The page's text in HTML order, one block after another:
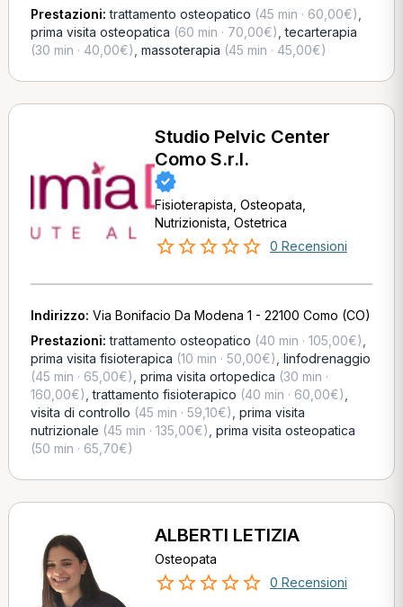
Prestazioni:trattamento osteopatico (45 min · 60,00€)
prima visita osteopatica (60 min · 70,00€) ,tecarterapia
(30 min · 40,00€) massoterapia (45 min · 45,00€)
Studio Pelvic Center
Como S.r.l.
Fisioterapista, Osteopata,
Nutrizionista, Ostetrica
0 Recensioni
Indirizzo: Via Bonifacio Da Modena 1 - 22100 Como (CO)
Prestazioni:trattamento osteopatico (40 min · 105,00€)
prima visita fisioterapica (10 min · 50,00€) linfodrenaggio
(45 min · 65,00€) prima visita ortopedica (30 min ·
160,00€) ,trattamento fisioterapico (40 min · 60,00€)
visita di controllo (45 min · 59,10€) prima visita
nutrizionale (45 min · 135,00€) prima visita osteopatica
(50 min · 65,70€)
ALBERTI LETIZIA
Osteopata
0 Recensioni